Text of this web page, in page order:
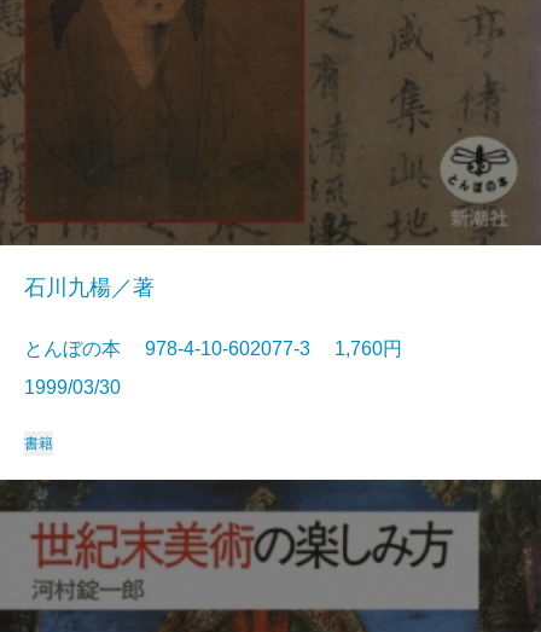
石川九楊／著
とんぼの本 978-4-10-602077-3 1,760円
1999/03/30
書籍